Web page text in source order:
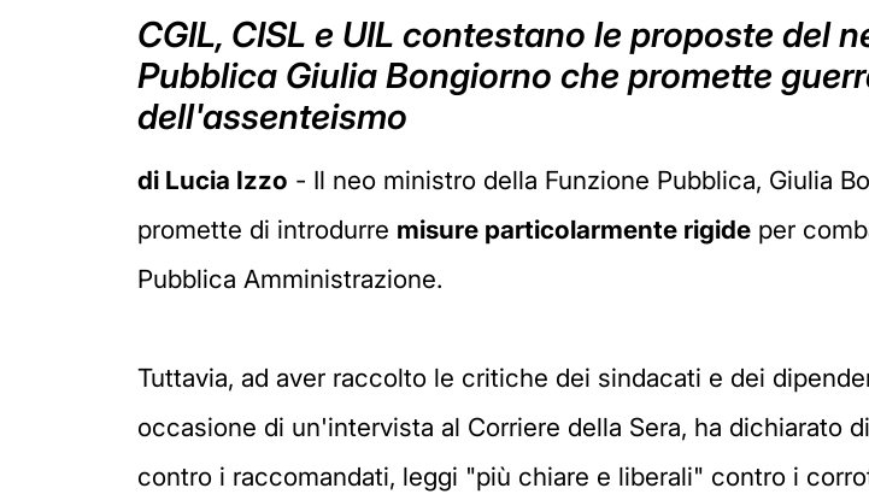
CGIL, CISL e UIL contestano le proposte del
Pubblica Giulia Bongiorno che promette
dell'assenteismo
di Lucia Izzo - Il neo ministro della Funzione Pubblica, Giulia
promette di introdurre misure particolarmente rigide per
Pubblica Amministrazione.
Tuttavia, ad aver raccolto le critiche dei sindacati e dei
occasione di un'intervista al Corriere della Sera, ha dichiarato
contro i raccomandati, leggi "più chiare e liberali" contro i